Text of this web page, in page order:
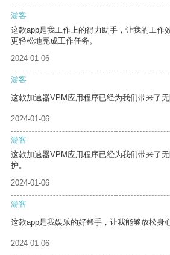
游客
这款app是我工作上的得力助手，让我的工作
更轻松地完成工作任务。
2024-01-06
游客
这款加速器VPM应用程序已经为我们带来了无
2024-01-06
游客
这款加速器VPM应用程序已经为我们带来了
护。
2024-01-06
游客
这款app是我娱乐的好帮手，让我能够放松身
2024-01-06